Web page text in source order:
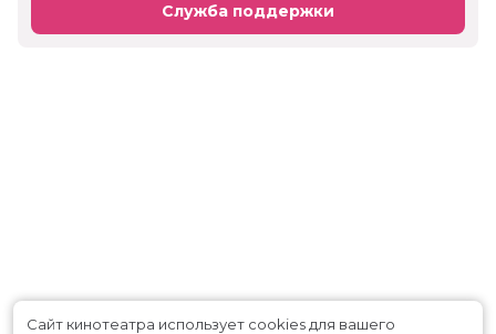
Служба поддержки
Сайт кинотеатра использует cookies для вашего